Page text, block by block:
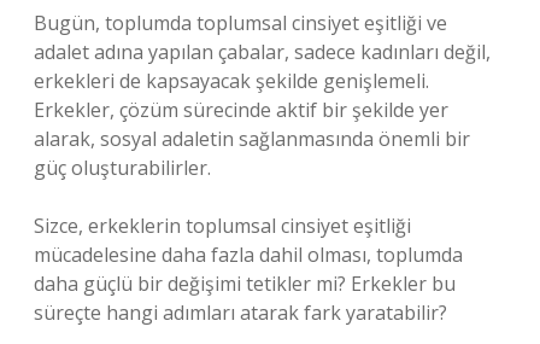
Bugün, toplumda toplumsal cinsiyet eşitliği ve
adalet adına yapılan çabalar, sadece kadınları değil,
erkekleri de kapsayacak şekilde genişlemeli.
Erkekler, çözüm sürecinde aktif bir şekilde yer
alarak, sosyal adaletin sağlanmasında önemli bir
güç oluşturabilirler.
Sizce, erkeklerin toplumsal cinsiyet eşitliği
mücadelesine daha fazla dahil olması, toplumda
daha güçlü bir değişimi tetikler mi? Erkekler bu
süreçte hangi adımları atarak fark yaratabilir?